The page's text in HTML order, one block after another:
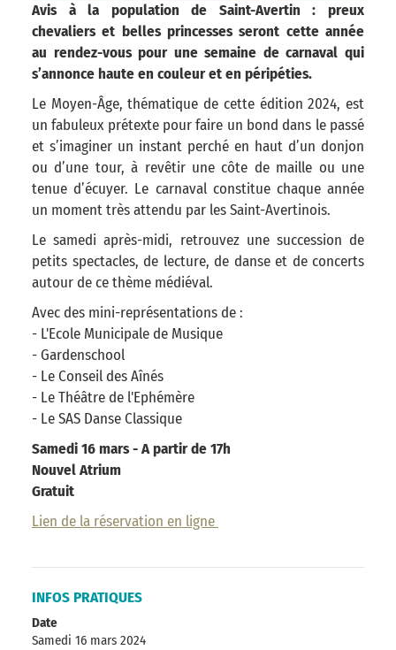
Avis à la population de Saint-Avertin : preux
chevaliers et belles princesses seront cette année
au rendez-vous pour une semaine de carnaval qui
s’annonce haute en couleur et en péripéties.
Le Moyen-Âge, thématique de cette édition 2024, est
un fabuleux prétexte pour faire un bond dans le passé
et s’imaginer un instant perché en haut d’un donjon
ou d’une tour, à revêtir une côte de maille ou une
tenue d’écuyer. Le carnaval constitue chaque année
un moment très attendu par les Saint-Avertinois.
Le samedi après-midi, retrouvez une succession de
petits spectacles, de lecture, de danse et de concerts
autour de ce thème médiéval.
Avec des mini-représentations de :
- L'Ecole Municipale de Musique
- Gardenschool
- Le Conseil des Aînés
- Le Théâtre de l'Ephémère
- Le SAS Danse Classique
Samedi 16 mars - A partir de 17h
Nouvel Atrium
Gratuit
Lien de la réservation en ligne
INFOS PRATIQUES
Date
Samedi 16 mars 2024